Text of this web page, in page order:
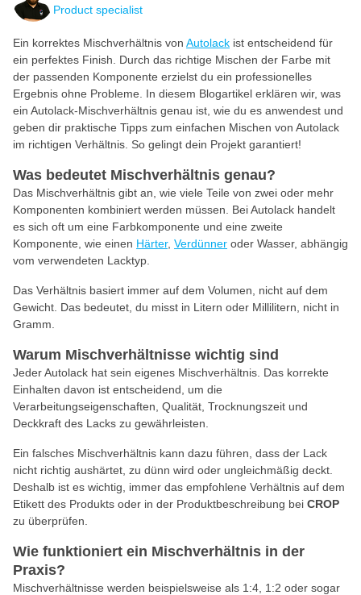
Product specialist
Ein korrektes Mischverhältnis von Autolack ist entscheidend für
ein perfektes Finish. Durch das richtige Mischen der Farbe mit
der passenden Komponente erzielst du ein professionelles
Ergebnis ohne Probleme. In diesem Blogartikel erklären wir, was
ein Autolack-Mischverhältnis genau ist, wie du es anwendest und
geben dir praktische Tipps zum einfachen Mischen von Autolack
im richtigen Verhältnis. So gelingt dein Projekt garantiert!
Was bedeutet Mischverhältnis genau?
Das Mischverhältnis gibt an, wie viele Teile von zwei oder mehr
Komponenten kombiniert werden müssen. Bei Autolack handelt
es sich oft um eine Farbkomponente und eine zweite
Komponente, wie einen Härter, Verdünner oder Wasser, abhängig
vom verwendeten Lacktyp.
Das Verhältnis basiert immer auf dem Volumen, nicht auf dem
Gewicht. Das bedeutet, du misst in Litern oder Millilitern, nicht in
Gramm.
Warum Mischverhältnisse wichtig sind
Jeder Autolack hat sein eigenes Mischverhältnis. Das korrekte
Einhalten davon ist entscheidend, um die
Verarbeitungseigenschaften, Qualität, Trocknungszeit und
Deckkraft des Lacks zu gewährleisten.
Ein falsches Mischverhältnis kann dazu führen, dass der Lack
nicht richtig aushärtet, zu dünn wird oder ungleichmäßig deckt.
Deshalb ist es wichtig, immer das empfohlene Verhältnis auf dem
Etikett des Produkts oder in der Produktbeschreibung bei CROP
zu überprüfen.
Wie funktioniert ein Mischverhältnis in der
Praxis?
Mischverhältnisse werden beispielsweise als 1:4, 1:2 oder sogar